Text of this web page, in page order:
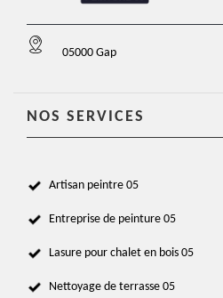
05000 Gap
NOS SERVICES
Artisan peintre 05
Entreprise de peinture 05
Lasure pour chalet en bois 05
Nettoyage de terrasse 05